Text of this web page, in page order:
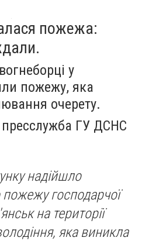
пожежа:
у
пожежу, яка
очерету.
пресслужба ГУ ДСНС
надійшло
господарчої
на території
яка виникла